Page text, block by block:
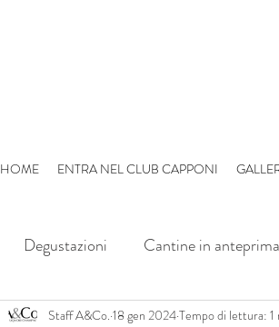
HOME ENTRA NEL CLUB CAPPONI
Degustazioni Cantine in anteprima
Staff A&Co. 18 gen 2024Tempo di lettura: 1